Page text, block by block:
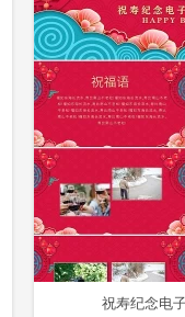
祝寿纪念电